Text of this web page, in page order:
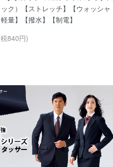
ック）【ストレッチ】【ウォッシャ
量】【撥水】【制電】
840円)